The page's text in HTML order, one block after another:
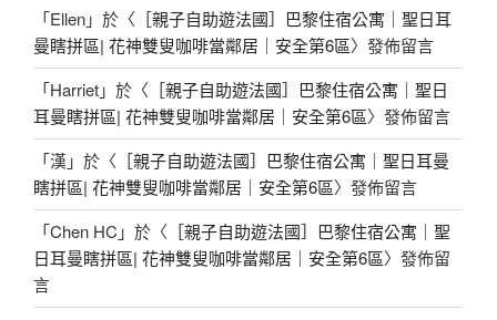
「Ellen」於〈 ［親子自助遊法國］巴黎住宿公寓｜聖日耳
曼瞎拼區| 花神雙叟咖啡當鄰居｜安全第6區〉發佈留言
「Harriet」於〈 ［親子自助遊法國］巴黎住宿公寓｜聖日
耳曼瞎拼區| 花神雙叟咖啡當鄰居｜安全第6區〉發佈留言
「漢」於〈 ［親子自助遊法國］巴黎住宿公寓｜聖日耳曼
瞎拼區| 花神雙叟咖啡當鄰居｜安全第6區〉發佈留言
「Chen HC 」於〈 ［親子自助遊法國］巴黎住宿公寓｜聖
日耳曼瞎拼區| 花神雙叟咖啡當鄰居｜安全第6區〉發佈留
言